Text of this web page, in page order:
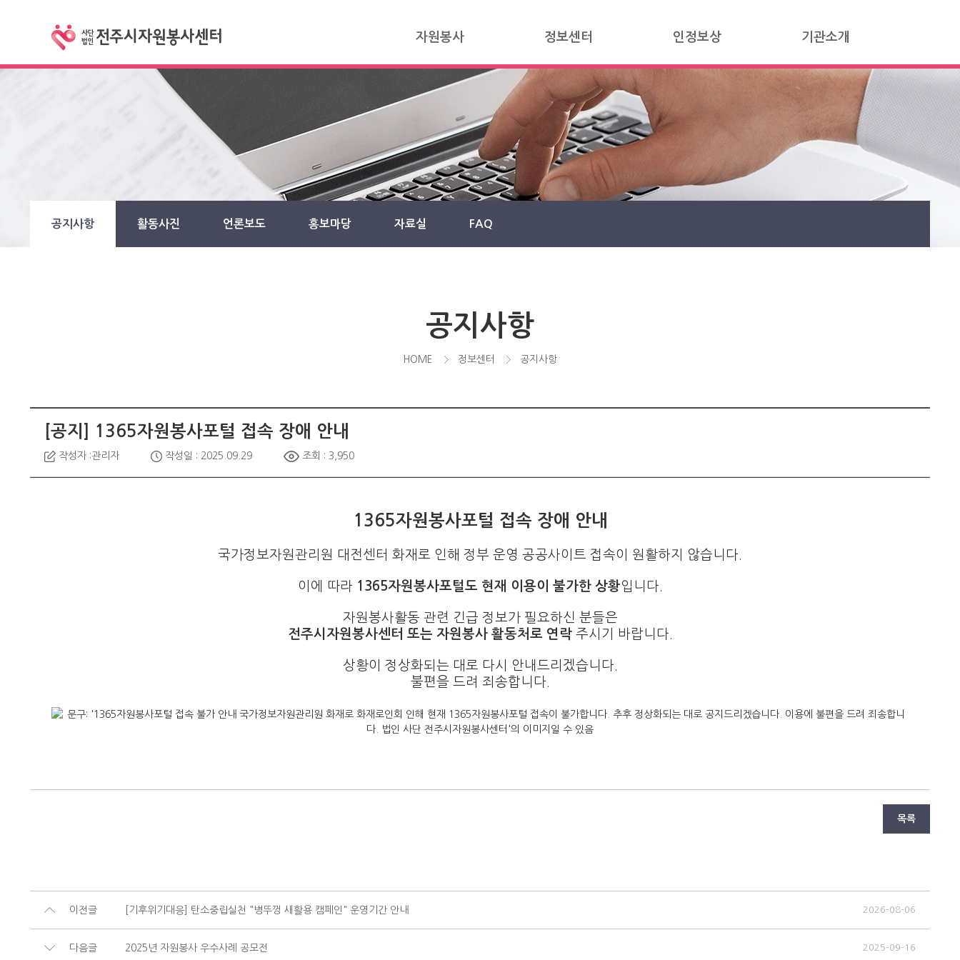
자원봉사 정보센터 인정보상 기관소개
공지사항 활동사진 언론보도 홍보마당 자료실 FAQ
공지사항
HOME 정보센터 공지사항
[공지] 1365자원봉사포털 접속 장애 안내
작성자 :관리자 작성일 : 2025.09.29 조회 : 3,950
1365자원봉사포털 접속 장애 안내
국가정보자원관리원 대전센터 화재로 인해 정부 운영 공공사이트 접속이 원활하지 않습니다.
이에 따라 1365자원봉사포털도 현재 이용이 불가한 상황입니다.
자원봉사활동 관련 긴급 정보가 필요하신 분들은
전주시자원봉사센터 또는 자원봉사 활동처로 연락주시기 바랍니다.
상황이 정상화되는 대로 다시 안내드리겠습니다.
불편을 드려 죄송합니다.
목록
이전글 [기후위기대응] 탄소중립실천 "병뚜껑 새활용 캠페인" 운영기간 안내 2026-08-06
다음글 2025년 자원봉사 우수사례 공모전 2025-09-16